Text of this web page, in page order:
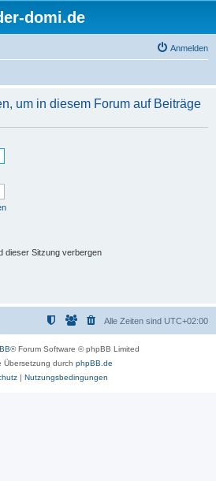
domi.de
Anmelden
um in diesem Forum auf Beiträge
dieser Sitzung verbergen
Alle Zeiten sind UTC+02:00
® Forum Software © phpBB Limited
Übersetzung durch phpBB.de
| Nutzungsbedingungen